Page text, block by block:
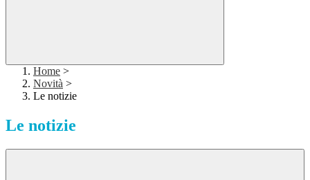
Home >
Novità >
Le notizie
Le notizie